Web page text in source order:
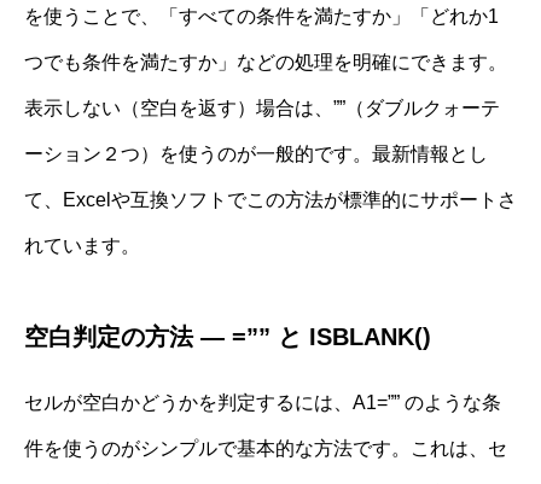
を使うことで、「すべての条件を満たすか」「どれか1
つでも条件を満たすか」などの処理を明確にできます。
表示しない（空白を返す）場合は、””（ダブルクォーテ
ーション２つ）を使うのが一般的です。最新情報とし
て、Excelや互換ソフトでこの方法が標準的にサポートさ
れています。
空白判定の方法 ― =”” と ISBLANK()
セルが空白かどうかを判定するには、A1=”” のような条
件を使うのがシンプルで基本的な方法です。これは、セ